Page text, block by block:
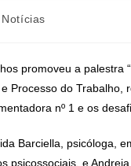
promoveu a palestra
Processo do
nº 1 e os
Barciella, psicóloga,
psicossociais, e